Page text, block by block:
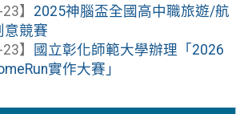
】 2025神腦盃全國高中職旅遊/航
意競賽
】
國立彰化師範大學辦理「2026
實作大賽」